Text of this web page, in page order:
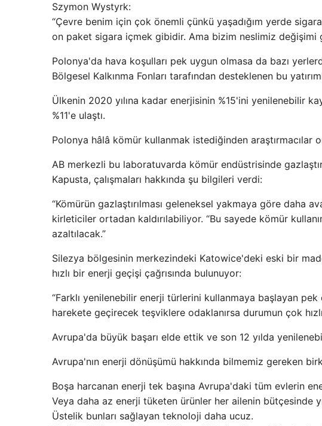
Szymon Wystyrk:
“Çevre benim için çok önemli çünkü yaşadığım yerde
on paket sigara içmek gibidir. Ama bizim neslimiz değişimi
Polonya'da hava koşulları pek uygun olmasa da bazı
Bölgesel Kalkınma Fonları tarafından desteklenen bu
Ülkenin 2020 yılına kadar enerjisinin %15'ini yenilenebilir
%11'e ulaştı.
Polonya hâlâ kömür kullanmak istediğinden araştırmacılar
AB merkezli bu laboratuvarda kömür endüstrisinde
Kapusta, çalışmaları hakkında şu bilgileri verdi:
“Kömürün gazlaştırılması geleneksel yakmaya göre daha
kirleticiler ortadan kaldırılabiliyor. “Bu sayede kömür
azaltılacak.”
Silezya bölgesinin merkezindeki Katowice'deki eski bir
hızlı bir enerji geçişi çağrısında bulunuyor:
“Farklı yenilenebilir enerji türlerini kullanmaya başlayan
harekete geçirecek teşviklere odaklanırsa durumun çok
Avrupa'da büyük başarı elde ettik ve son 12 yılda
Avrupa'nın enerji dönüşümü hakkında bilmemiz gereken
Boşa harcanan enerji tek başına Avrupa'daki tüm evlerin
Veya daha az enerji tüketen ürünler her ailenin bütçesinde
Üstelik bunları sağlayan teknoloji daha ucuz.